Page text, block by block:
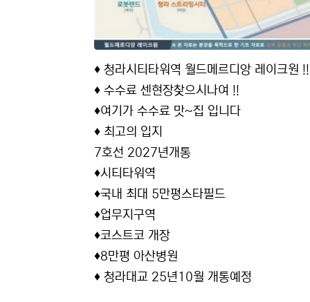
♦️ 청라시티타워역 월드메르디앙 레이크원
♦️ 수수료 센현장찾으시나여 !!
♦️여기가 수수료 맛~집 입니다
♦️ 최고의 입지
7호선 2027년개통
♦️시티타워역
♦️국내 최대 5만평스타필드
♦️업무지구역
♦️코스트코 개장
♦️8만평 아산병원
♦️ 청라대교 25년10월 개통예정